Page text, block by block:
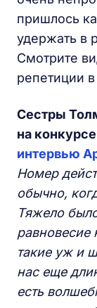
пришлось
удержать в
Смотрите
репетиции
Сестры
на
интервью
Номер
обычно,
Тяжело
равновесие
такие уж и
нас еще
есть